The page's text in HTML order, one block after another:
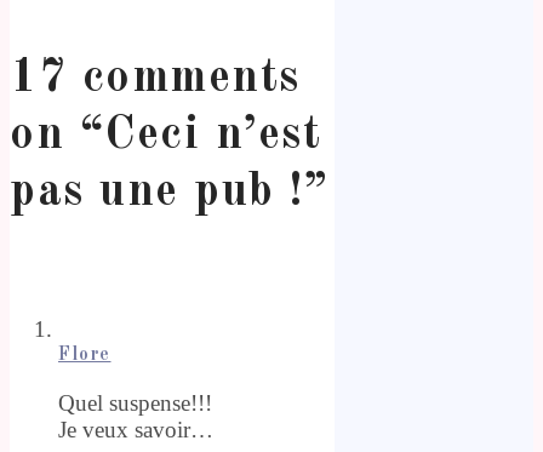
17 comments
on “Ceci n’est
pas une pub !”
Flore
Quel suspense!!!
Je veux savoir…